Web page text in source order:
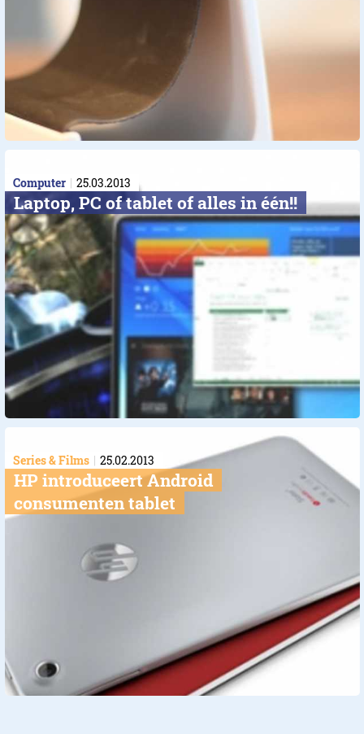
Computer 25.03.2013
Laptop, PC of tablet of alles in één!!
Series & Films 25.02.2013
HP introduceert Android
consumenten tablet